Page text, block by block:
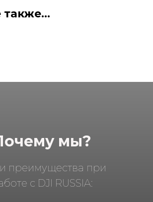
мы?
преимущества при
с DJI RUSSIA: